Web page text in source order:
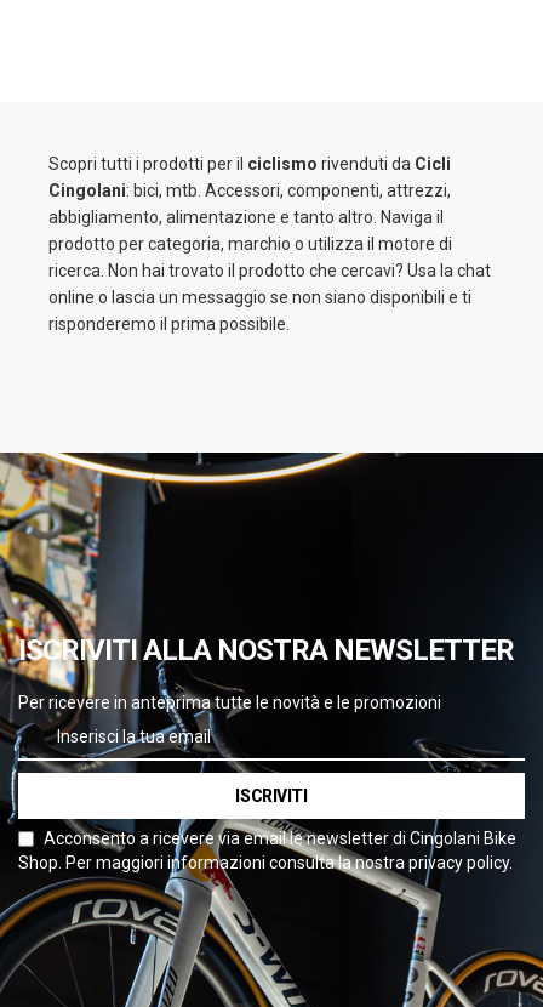
Scopri tutti i prodotti per il ciclismo rivenduti da Cicli
Cingolani: bici, mtb. Accessori, componenti, attrezzi,
abbigliamento, alimentazione e tanto altro. Naviga il
prodotto per categoria, marchio o utilizza il motore di
ricerca. Non hai trovato il prodotto che cercavi? Usa la chat
online o lascia un messaggio se non siano disponibili e ti
risponderemo il prima possibile.
ISCRIVITI ALLA NOSTRA NEWSLETTER
Per ricevere in anteprima tutte le novità e le promozioni
ISCRIVITI
Acconsento a ricevere via email le newsletter di Cingolani Bike
Shop. Per maggiori informazioni consulta la nostra privacy policy.